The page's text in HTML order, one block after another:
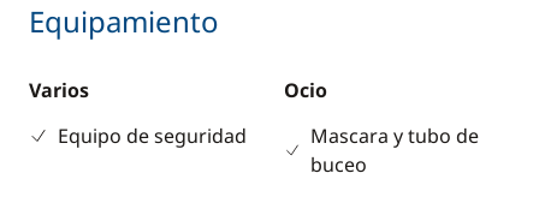
Equipamiento
Varios
Equipo de seguridad
Ocio
Mascara y tubo de
buceo